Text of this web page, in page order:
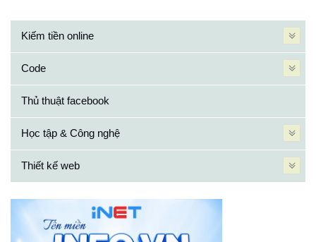
Kiếm tiền online
Code
Thủ thuật facebook
Học tập & Công nghệ
Thiết kế web